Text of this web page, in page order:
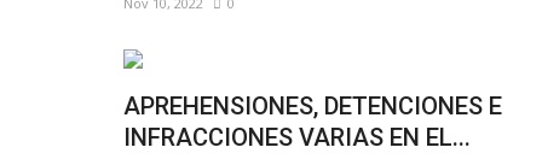
APREHENSIONES, DETENCIONES E
INFRACCIONES VARIAS EN EL...